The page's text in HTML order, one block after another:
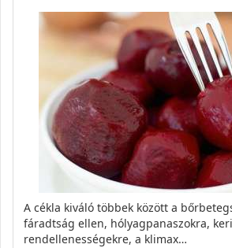
A cékla kiváló többek között a
fáradtság ellen, hólyagpanaszokra,
rendellenességekre, a klimax…